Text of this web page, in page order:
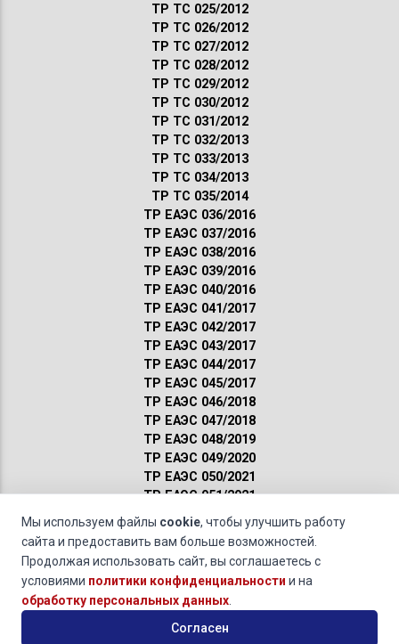
ТР ТС 025/2012
ТР ТС 026/2012
ТР ТС 027/2012
ТР ТС 028/2012
ТР ТС 029/2012
ТР ТС 030/2012
ТР ТС 031/2012
ТР ТС 032/2013
ТР ТС 033/2013
ТР ТС 034/2013
ТР ТС 035/2014
ТР ЕАЭС 036/2016
ТР ЕАЭС 037/2016
ТР ЕАЭС 038/2016
ТР ЕАЭС 039/2016
ТР ЕАЭС 040/2016
ТР ЕАЭС 041/2017
ТР ЕАЭС 042/2017
ТР ЕАЭС 043/2017
ТР ЕАЭС 044/2017
ТР ЕАЭС 045/2017
ТР ЕАЭС 046/2018
ТР ЕАЭС 047/2018
ТР ЕАЭС 048/2019
ТР ЕАЭС 049/2020
ТР ЕАЭС 050/2021
ТР ЕАЭС 051/2021
Сертификация ГОСТ
Санитарные нормы
коды ОКП: 146000
© 2011-2026 · Обращаясь к нам, вы даете своесогласие на
обработку персональных данных
Мы используем файлы cookie, чтобы улучшить работу
сайта и предоставить вам больше возможностей.
Продолжая использовать сайт, вы соглашаетесь с
условиями политики конфиденциальности и на
обработку персональных данных
Согласен